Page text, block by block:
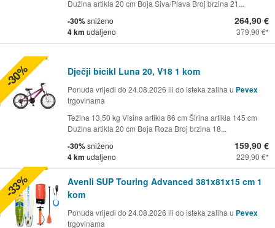
Dužina artikla 20 cm Boja Siva/Plava Broj brzina 21...
-30%sniženo
4 km udaljeno
264,90 €
379,90 €
Dječji bicikl Luna 20, V18 1 kom
Ponuda vrijedi do 24.08.2026 ili do isteka zaliha u Pevex
trgovinama
Težina 13,50 kg Visina artikla 86 cm Širina artikla 145 cm
Dužina artikla 20 cm Boja Roza Broj brzina 18...
-30%sniženo
4 km udaljeno
159,90 €
229,90 €
-30%
Avenli SUP Touring Advanced 381x81x15 cm 1
kom
Ponuda vrijedi do 24.08.2026 ili do isteka zaliha u Pevex
trgovinama
-33%